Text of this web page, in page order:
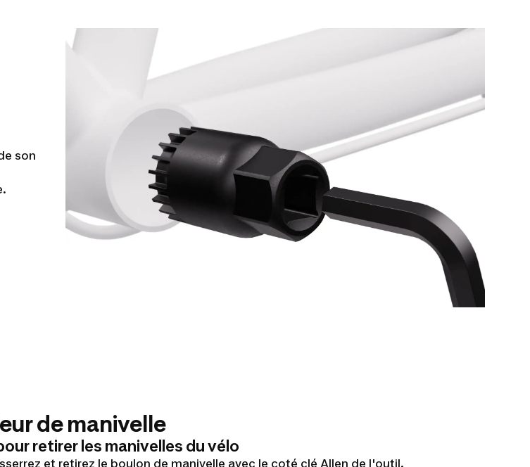
son
de manivelle
retirer les manivelles du vélo
et retirez le boulon de manivelle avec le coté clé Allen de l'outil.